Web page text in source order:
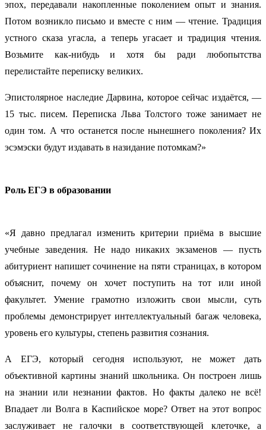
эпох, передавали накопленные поколением опыт и знания.
Потом возникло письмо и вместе с ним — чтение. Традиция
устного сказа угасла, а теперь угасает и традиция чтения.
Возьмите как-нибудь и хотя бы ради любопытства
перелистайте переписку великих.
Эпистолярное наследие Дарвина, которое сейчас издаётся, —
15 тыс. писем. Переписка Льва Толстого тоже занимает не
один том. А что останется после нынешнего поколения? Их
эсэмэски будут издавать в назидание потомкам?»
Роль ЕГЭ в образовании
«Я давно предлагал изменить критерии приёма в высшие
учебные заведения. Не надо никаких экзаменов — пусть
абитуриент напишет сочинение на пяти страницах, в котором
объяснит, почему он хочет поступить на тот или иной
факультет. Умение грамотно изложить свои мысли, суть
проблемы демонстрирует интеллектуальный багаж человека,
уровень его культуры, степень развития сознания.
А ЕГЭ, который сегодня используют, не может дать
объективной картины знаний школьника. Он построен лишь
на знании или незнании фактов. Но факты далеко не всё!
Впадает ли Волга в Каспийское море? Ответ на этот вопрос
заслуживает не галочки в соответствующей клеточке, а